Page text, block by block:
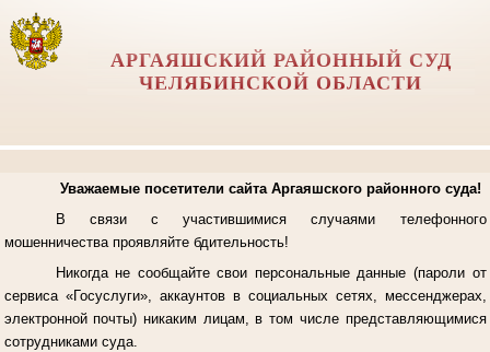
АРГАЯШСКИЙ РАЙОННЫЙ СУД
ЧЕЛЯБИНСКОЙ ОБЛАСТИ
Уважаемые посетители сайта Аргаяшского районного суда!
В связи с участившимися случаями телефонного
мошенничества проявляйте бдительность!
Никогда не сообщайте свои персональные данные (пароли от
сервиса «Госуслуги», аккаунтов в социальных сетях, мессенджерах,
электронной почты) никаким лицам, в том числе представляющимися
сотрудниками суда.